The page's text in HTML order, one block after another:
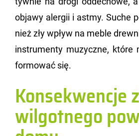
ob­ja­wy aler­gii i astmy. Suche
nież zły wpływ na meble
in­stru­men­ty mu­zycz­ne,
for­mo­wać się.
Konsekwencje
wilgotnego